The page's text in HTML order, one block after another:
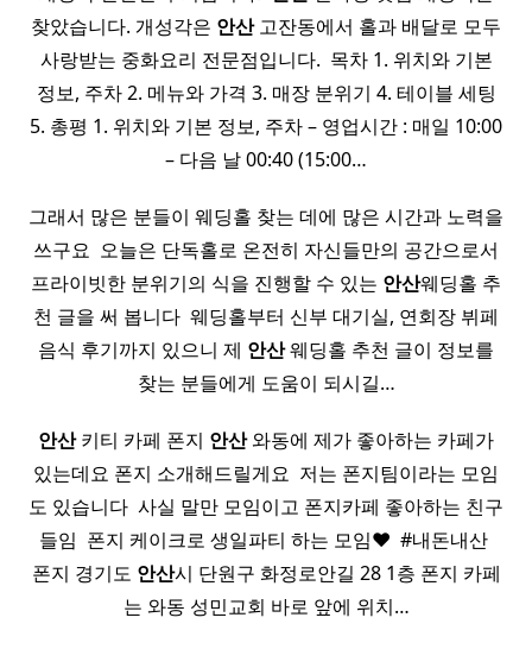
찾았습니다. 개성각은 안산고잔동에서 홀과 배달로 모두
사랑받는 중화요리 전문점입니다. ​ 목차 1. 위치와 기본
정보, 주차 2. 메뉴와 가격 3. 매장 분위기 4. 테이블 세팅
5. 총평 1. 위치와 기본 정보, 주차 – 영업시간 : 매일 10:00
– 다음 날 00:40 (15:00…
그래서 많은 분들이 웨딩홀 찾는 데에 많은 시간과 노력을
쓰구요 ​ 오늘은 단독홀로 온전히 자신들만의 공간으로서
프라이빗한 분위기의 식을 진행할 수 있는 안산웨딩홀 추
천 글을 써 봅니다 ​ 웨딩홀부터 신부 대기실, 연회장 뷔페
음식 후기까지 있으니 제 안산웨딩홀 추천 글이 정보를
찾는 분들에게 도움이 되시길…
안산키티 카페 폰지 안산와동에 제가 좋아하는 카페가
있는데요 폰지 소개해드릴게요 ​ 저는 폰지팀이라는 모임
도 있습니다 ​ 사실 말만 모임이고 폰지카페 좋아하는 친구
들임 ​ 폰지 케이크로 생일파티 하는 모임❤︎ ​ #내돈내산 ​
폰지 경기도 안산시 단원구 화정로안길 28 1층 폰지 카페
는 와동 성민교회 바로 앞에 위치…